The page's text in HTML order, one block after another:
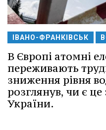
ІВАНО-ФРАНКІВСЬК
В Європі атомні
переживають
зниження рівня
розглянув, чи є
України.